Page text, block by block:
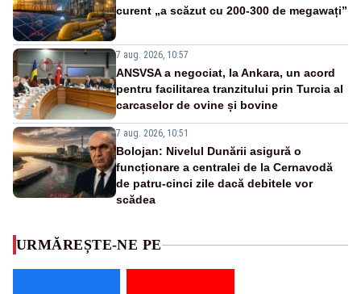
curent „a scăzut cu 200-300 de megawați”
7 aug. 2026, 10:57
ANSVSA a negociat, la Ankara, un acord
pentru facilitarea tranzitului prin Turcia al
carcaselor de ovine și bovine
7 aug. 2026, 10:51
Bolojan: Nivelul Dunării asigură o
funcționare a centralei de la Cernavodă
de patru-cinci zile dacă debitele vor
scădea
URMĂREȘTE-NE PE